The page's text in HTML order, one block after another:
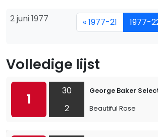
2 juni 1977 « 1977-21 1977-
Volledige lijst
1
30
2
George Baker
Beautiful Rose